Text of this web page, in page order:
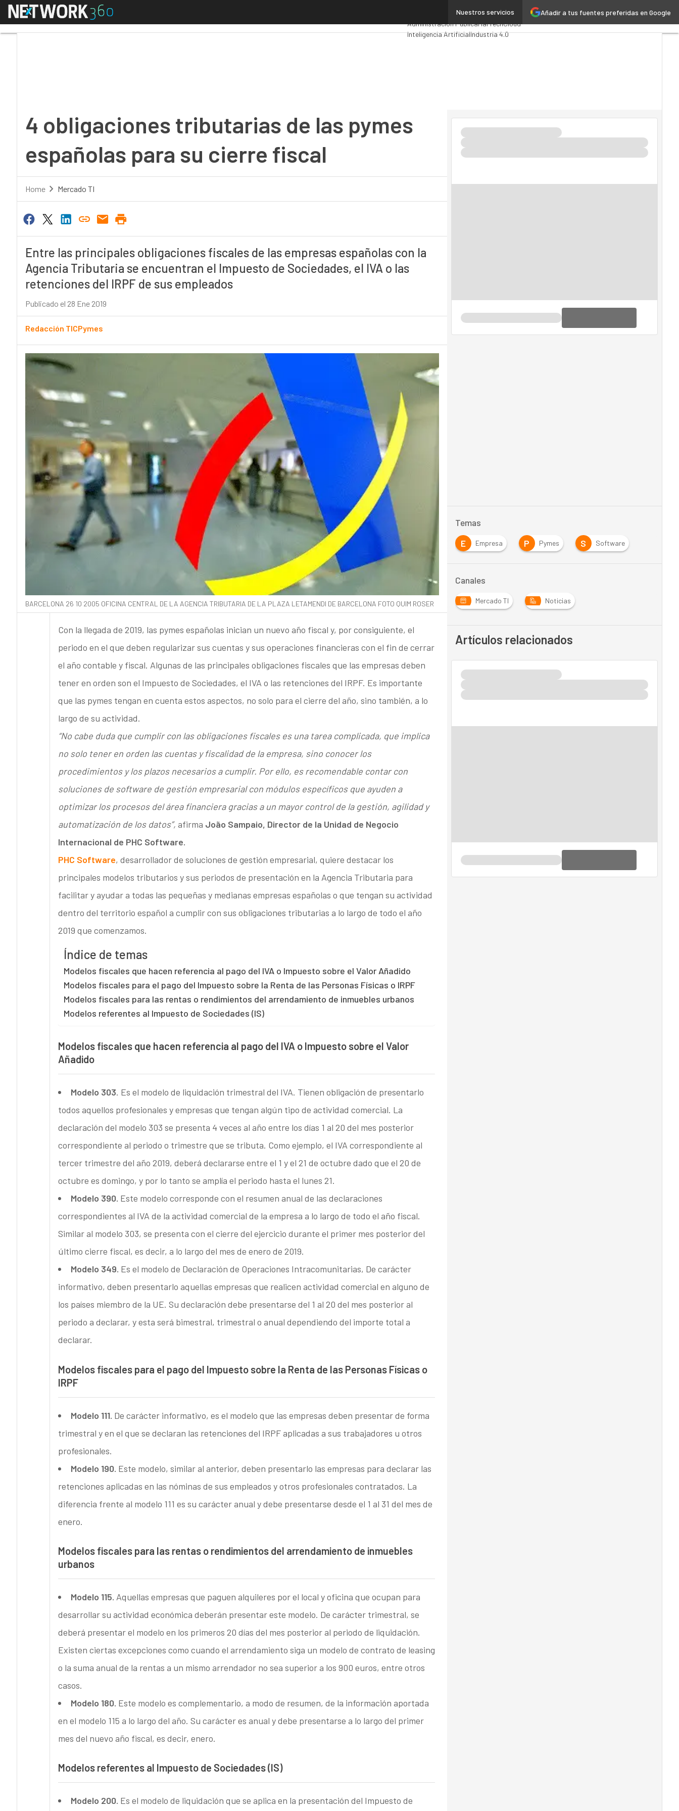
Añadir a tus fuentes preferidas en Google
Nuestros servicios
Menú Premios ComputingAnalytics
Administración PúblicaMarTechCloud
Inteligencia ArtificialIndustria 4.0
4 obligaciones tributarias de las pymes
españolas para su cierre fiscal
Home Mercado TI
Entre las principales obligaciones fiscales de las empresas españolas con la
Agencia Tributaria se encuentran el Impuesto de Sociedades, el IVA o las
retenciones del IRPF de sus empleados
Publicado el 28 Ene 2019
Redacción TICPymes
BARCELONA 26 10 2005 OFICINA CENTRAL DE LA AGENCIA TRIBUTARIA DE LA PLAZA LETAMENDI DE BARCELONA FOTO QUIM ROSER
Con la llegada de 2019, las pymes españolas inician un nuevo año fiscal y, por consiguiente, el
periodo en el que deben regularizar sus cuentas y sus operaciones financieras con el fin de cerrar
el año contable y fiscal. Algunas de las principales obligaciones fiscales que las empresas deben
tener en orden son el Impuesto de Sociedades, el IVA o las retenciones del IRPF. Es importante
que las pymes tengan en cuenta estos aspectos, no solo para el cierre del año, sino también, a lo
largo de su actividad.
“No cabe duda que cumplir con las obligaciones fiscales es una tarea complicada, que implica
no solo tener en orden las cuentas y fiscalidad de la empresa, sino conocer los
procedimientos y los plazos necesarios a cumplir. Por ello, es recomendable contar con
soluciones de software de gestión empresarial con módulos específicos que ayuden a
optimizar los procesos del área financiera gracias a un mayor control de la gestión, agilidad y
automatización de los datos”, afirma João Sampaio, Director de la Unidad de Negocio
Internacional de PHC Software.
PHC Software, desarrollador de soluciones de gestión empresarial, quiere destacar los
principales modelos tributarios y sus periodos de presentación en la Agencia Tributaria para
facilitar y ayudar a todas las pequeñas y medianas empresas españolas o que tengan su actividad
dentro del territorio español a cumplir con sus obligaciones tributarias a lo largo de todo el año
2019 que comenzamos.
Índice de temas
Modelos fiscales que hacen referencia al pago del IVA o Impuesto sobre el Valor Añadido
Modelos fiscales para el pago del Impuesto sobre la Renta de las Personas Físicas o IRPF
Modelos fiscales para las rentas o rendimientos del arrendamiento de inmuebles urbanos
Modelos referentes al Impuesto de Sociedades (IS)
Modelos fiscales que hacen referencia al pago del IVA o Impuesto sobre el Valor
Añadido
Modelo 303. Es el modelo de liquidación trimestral del IVA. Tienen obligación de presentarlo
todos aquellos profesionales y empresas que tengan algún tipo de actividad comercial. La
declaración del modelo 303 se presenta 4 veces al año entre los días 1 al 20 del mes posterior
correspondiente al periodo o trimestre que se tributa. Como ejemplo, el IVA correspondiente al
tercer trimestre del año 2019, deberá declararse entre el 1 y el 21 de octubre dado que el 20 de
octubre es domingo, y por lo tanto se amplía el periodo hasta el lunes 21.
Modelo 390. Este modelo corresponde con el resumen anual de las declaraciones
correspondientes al IVA de la actividad comercial de la empresa a lo largo de todo el año fiscal.
Similar al modelo 303, se presenta con el cierre del ejercicio durante el primer mes posterior del
último cierre fiscal, es decir, a lo largo del mes de enero de 2019.
Modelo 349. Es el modelo de Declaración de Operaciones Intracomunitarias, De carácter
informativo, deben presentarlo aquellas empresas que realicen actividad comercial en alguno de
los países miembro de la UE. Su declaración debe presentarse del 1 al 20 del mes posterior al
periodo a declarar, y esta será bimestral, trimestral o anual dependiendo del importe total a
declarar.
Modelos fiscales para el pago del Impuesto sobre la Renta de las Personas Físicas o
IRPF
Modelo 111. De carácter informativo, es el modelo que las empresas deben presentar de forma
trimestral y en el que se declaran las retenciones del IRPF aplicadas a sus trabajadores u otros
profesionales.
Modelo 190. Este modelo, similar al anterior, deben presentarlo las empresas para declarar las
retenciones aplicadas en las nóminas de sus empleados y otros profesionales contratados. La
diferencia frente al modelo 111 es su carácter anual y debe presentarse desde el 1 al 31 del mes de
enero.
Modelos fiscales para las rentas o rendimientos del arrendamiento de inmuebles
urbanos
Modelo 115. Aquellas empresas que paguen alquileres por el local y oficina que ocupan para
desarrollar su actividad económica deberán presentar este modelo. De carácter trimestral, se
deberá presentar el modelo en los primeros 20 días del mes posterior al periodo de liquidación.
Existen ciertas excepciones como cuando el arrendamiento siga un modelo de contrato de leasing
o la suma anual de la rentas a un mismo arrendador no sea superior a los 900 euros, entre otros
casos.
Modelo 180. Este modelo es complementario, a modo de resumen, de la información aportada
en el modelo 115 a lo largo del año. Su carácter es anual y debe presentarse a lo largo del primer
mes del nuevo año fiscal, es decir, enero.
Modelos referentes al Impuesto de Sociedades (IS)
Modelo 200. Es el modelo de liquidación que se aplica en la presentación del Impuesto de
Temas
E
Empresa P Pymes S Software
Canales
Mercado TI Noticias
Artículos relacionados